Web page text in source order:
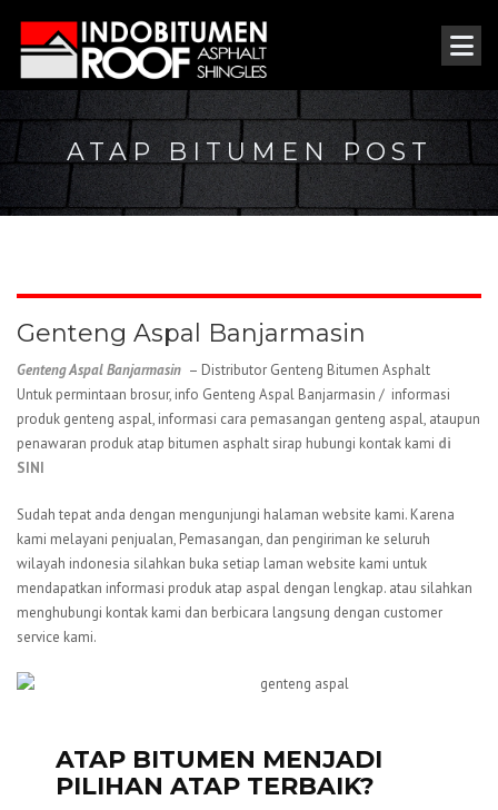
ATAP BITUMEN POST
Genteng Aspal Banjarmasin
Genteng Aspal Banjarmasin – Distributor Genteng Bitumen Asphalt
Untuk permintaan brosur, info Genteng Aspal Banjarmasin / informasi
produk genteng aspal, informasi cara pemasangan genteng aspal, ataupun
penawaran produk atap bitumen asphalt sirap hubungi kontak kami di
SINI
Sudah tepat anda dengan mengunjungi halaman website kami. Karena
kami melayani penjualan, Pemasangan, dan pengiriman ke seluruh
wilayah indonesia silahkan buka setiap laman website kami untuk
mendapatkan informasi produk atap aspal dengan lengkap. atau silahkan
menghubungi kontak kami dan berbicara langsung dengan customer
service kami.
ATAP BITUMEN MENJADI
PILIHAN ATAP TERBAIK?